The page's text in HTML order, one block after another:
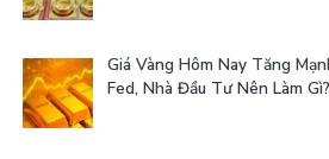
Giá Vàng Hôm Nay Tăng
Fed, Nhà Đầu Tư Nên Làm Gì?